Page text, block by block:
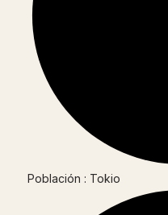
Población : Tokio